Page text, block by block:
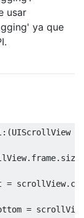
usar
ya que
:(UIScrollView
. frame. size
= scrollView.
=